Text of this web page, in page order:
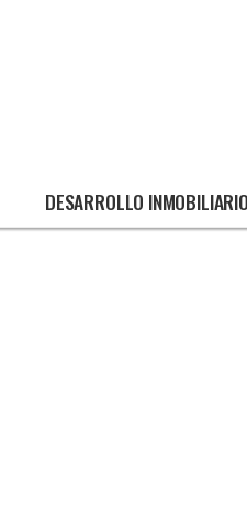
DESARROLLO INMOBILIARIO